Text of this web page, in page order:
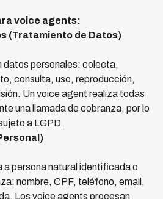
voice agents:
(Tratamiento de Datos)
datos personales: colecta,
consulta, uso, reproducción,
Un voice agent realiza todas
una llamada de cobranza, por lo
a LGPD.
a persona natural identificada o
nombre, CPF, teléfono, email,
Los voice agents procesan